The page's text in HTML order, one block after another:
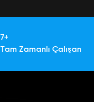
7+
Tam Zamanlı Çalışan